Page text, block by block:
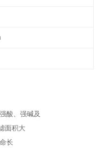
强酸、强碱及
滤面积大
寿命长